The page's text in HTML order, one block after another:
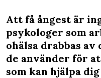
Att få ångest är
psykologer som
ohälsa drabbas
de använder för
som kan hjälpa